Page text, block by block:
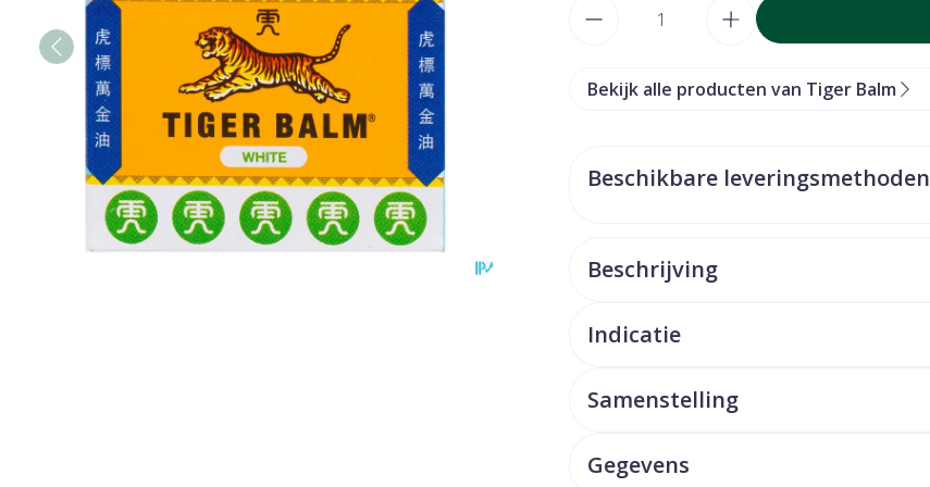
Bekijk alle producten van Tiger Balm
Beschikbare leveringsmethoden
Beschrijving
Indicatie
Samenstelling
Gegevens